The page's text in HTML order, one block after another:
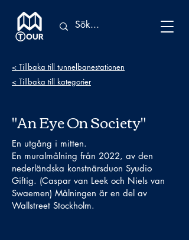
< Tillbaka till tunnelbanestationen
< Tillbaka till kategorier
"An Eye On Society"
En utgång i mitten.
En muralmålning från 2022, av den
nederländska konstnärsduon Syudio
Giftig. (Caspar van Leek och Niels van
Swaemen) Målningen är en del av
Wallstreet Stockholm.